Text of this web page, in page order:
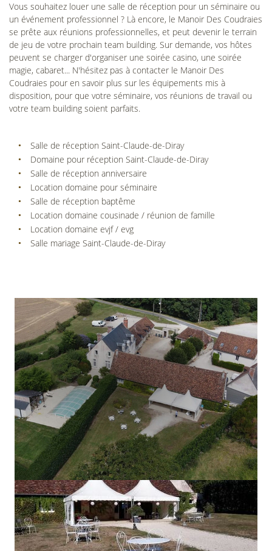
Vous souhaitez louer une salle de réception pour un séminaire ou
un événement professionnel ? Là encore, le Manoir Des Coudraies
se prête aux réunions professionnelles, et peut devenir le terrain
de jeu de votre prochain team building. Sur demande, vos hôtes
peuvent se charger d'organiser une soirée casino, une soirée
magie, cabaret... N'hésitez pas à contacter le Manoir Des
Coudraies pour en savoir plus sur les équipements mis à
disposition, pour que votre séminaire, vos réunions de travail ou
votre team building soient parfaits.
Salle de réception Saint-Claude-de-Diray
Domaine pour réception Saint-Claude-de-Diray
Salle de réception anniversaire
Location domaine pour séminaire
Salle de réception baptême
Location domaine cousinade / réunion de famille
Location domaine evjf / evg
Salle mariage Saint-Claude-de-Diray